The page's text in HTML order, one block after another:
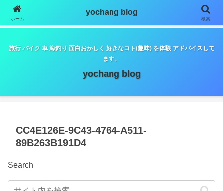
google.com, pub-5798179889932653, DIRECT,
f08c47fec0942fa0
旅行 バイク 車 海釣り 面白おかしく 好きなコト(趣味) を体験 アドバイスして
ます。
yochang blog
CC4E126E-9C43-4764-A511-
89B263B191D4
Search
ホーム
yochang blog
検索